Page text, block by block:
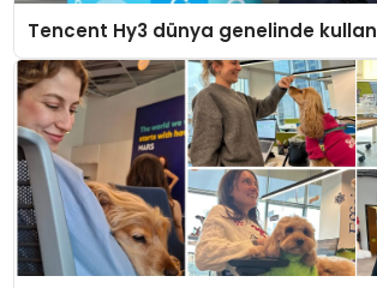
Tencent Hy3 dünya genelinde